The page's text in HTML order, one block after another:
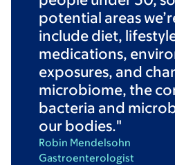
potential areas
include diet,
medications,
exposures, and
microbiome, the
bacteria and
our bodies."
Robin Mendelsohn
Gastroenterologist